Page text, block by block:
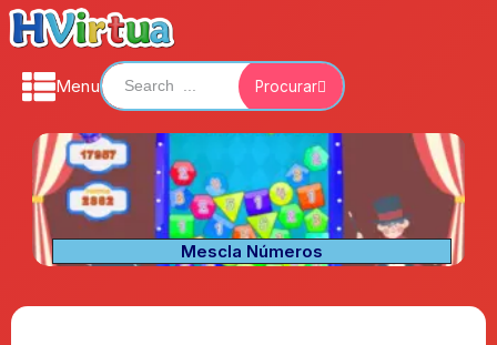
Menu Procurar
Mescla Números